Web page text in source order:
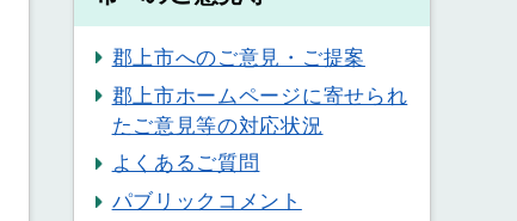
郡上市へのご意見・ご提案
郡上市ホームページに寄せられ
たご意見等の対応状況
よくあるご質問
パブリックコメント